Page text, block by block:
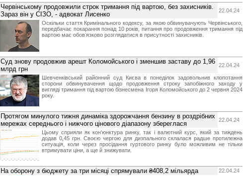
Червінському продовжили строк тримання під вартою, без захисників.
Зараз він у СІЗО, - адвокат Лисенко
22.04.24
Оскільки стаття Кримінального кодексу, за якою обвинувачують Червінського,
передбачає покарання понад 10 років, питання про продовження тримання під
вартою має обовʼязково розглядатися в присутності захисників.
Суд знову продовжив арешт Коломойського і зменшив заставу до 1,96
млрд грн
22.04.24
Шевченківський районний суд Києва в понеділок задовольнив клопотання
сторони обвинувачення щодо продовження строку запобіжного заходу у
вигляді тримання під вартою бізнесмена Ігоря Коломойського до 2 червня 2024
року.
Протягом минулого тижня динаміка здорожчання бензину в роздрібних
мережах середнього і нижчого цінового діапазону збереглася
22.04.24
Цьому сприяли як кон'юнктура ринку, так і валютний курс, який за тиждень
додав 0,45 грн. Своєю чергою для дизпального склалася радше протилежна
ситуація, коли через просідання гуртового ринку було можливим не тільки
втримувати ціни, а ще й знижувати.
На оборону з бюджету за три місяці спрямували ₴408,2 мільярда
22.04.24